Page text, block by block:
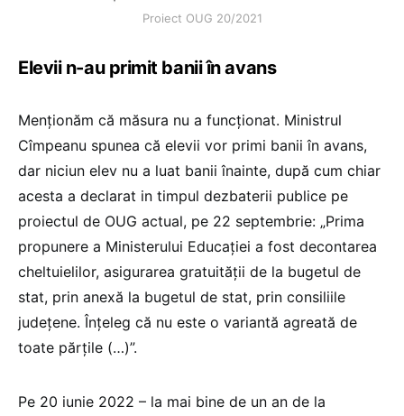
Proiect OUG 20/2021
Elevii n-au primit banii în avans
Menționăm că măsura nu a funcționat. Ministrul
Cîmpeanu spunea că elevii vor primi banii în avans,
dar niciun elev nu a luat banii înainte, după cum chiar
acesta a declarat in timpul dezbaterii publice pe
proiectul de OUG actual, pe 22 septembrie: „Prima
propunere a Ministerului Educației a fost decontarea
cheltuielilor, asigurarea gratuității de la bugetul de
stat, prin anexă la bugetul de stat, prin consiliile
județene. Înțeleg că nu este o variantă agreată de
toate părțile (…)”.
Pe 20 iunie 2022 – la mai bine de un an de la